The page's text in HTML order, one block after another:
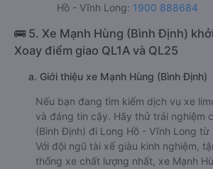
Hồ - Vĩnh Long: 1900 888684
🚌 5. Xe Mạnh Hùng (Bình Định)
Xoay điểm giao QL1A và QL25
a. Giới thiệu xe Mạnh Hùng (Bình Định)
Nếu bạn đang tìm kiếm dịch vụ xe
và đáng tin cậy. Hãy thử trải nghiệm
(Bình Định) đi Long Hồ - Vĩnh Long từ
Với đội ngũ tài xế giàu kinh nghiệm,
thống xe chất lượng nhất, xe Mạnh